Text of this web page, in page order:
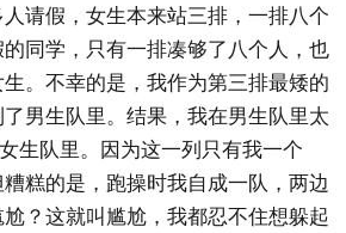
请假，女生本来站三排，一排八个
同学，只有一排凑够了八个人，也
。不幸的是，我作为第三排最矮的
男生队里。结果，我在男生队里太
生队里。因为这一列只有我一个
糕的是，跑操时我自成一队，两边
？这就叫尴尬，我都忍不住想躲起